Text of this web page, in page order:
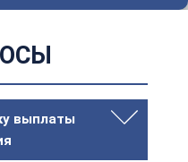
выплаты